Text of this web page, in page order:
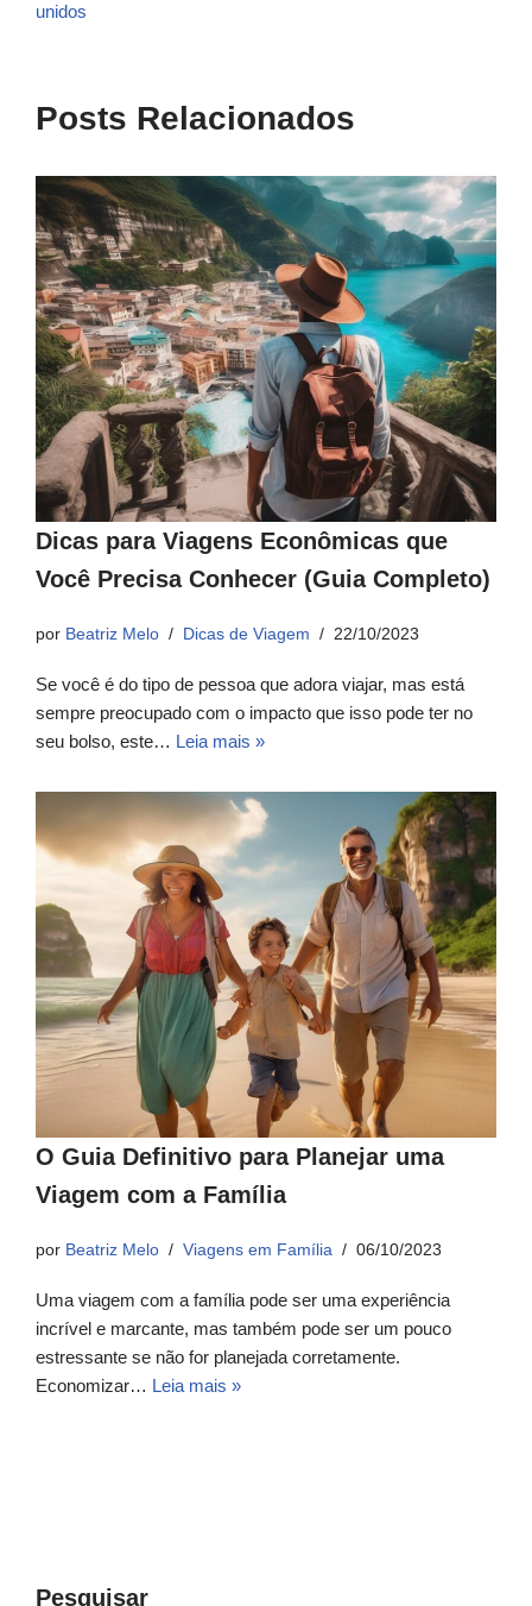
unidos
Posts Relacionados
Dicas para Viagens Econômicas que
Você Precisa Conhecer (Guia Completo)
por Beatriz Melo Dicas de Viagem 22/10/2023
Se você é do tipo de pessoa que adora viajar, mas está
sempre preocupado com o impacto que isso pode ter no
seu bolso, este… Leia mais »
O Guia Definitivo para Planejar uma
Viagem com a Família
por Beatriz Melo Viagens em Família 06/10/2023
Uma viagem com a família pode ser uma experiência
incrível e marcante, mas também pode ser um pouco
estressante se não for planejada corretamente.
Economizar… Leia mais »
Pesquisar